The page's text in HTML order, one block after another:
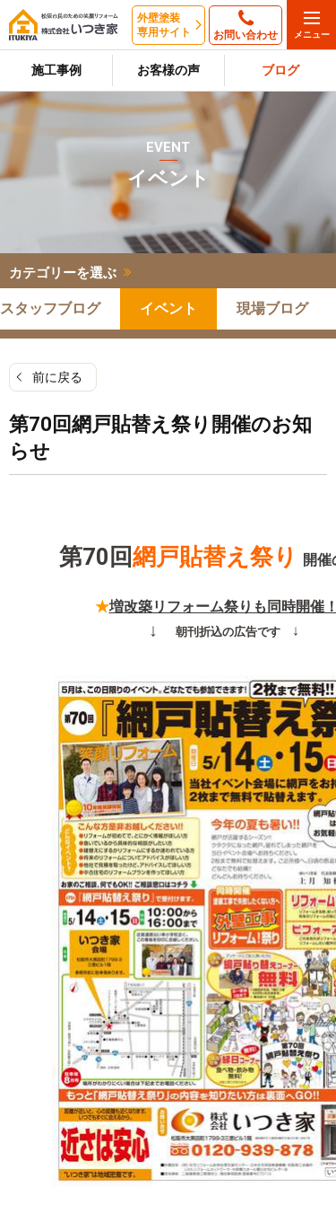
外壁塗装
専用サイト
お問い合わせ
施工事例 お客様の声 ブログ
EVENT
イベント
カテゴリーを選ぶ
スタッフブログ イベント 現場ブログ
前に戻る
第70回網戸貼替え祭り開催のお知
らせ
第70回網戸貼替え 祭り 開催
★増改築リフォーム祭りも同時開催
↓ 朝刊折込の広告です ↓